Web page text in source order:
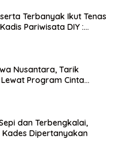
Terbanyak Ikut Tenas
Pariwisata DIY :
Nusantara, Tarik
Program Cinta
dan Terbengkalai,
Dipertanyakan